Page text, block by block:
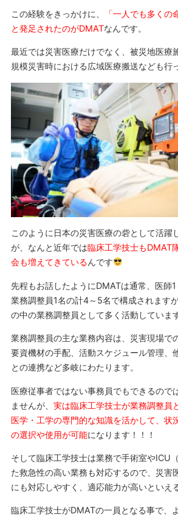
この経験をきっかけに、
「一人でも多くの
と発足されたのがDMATなんです。
最近では災害医療だけでなく、被災地医療
規模災害時における広域医療搬送なども行
このように日本の災害医療の砦として活躍
が、なんと近年では臨床工学技士もDMAT
会も増えてきているんです
先程もお話したようにDMATは通常、医師1
業務調整員1名の計4～5名で構成されます
の中の業務調整員として多く活動しています
業務調整員の主な業務内容は、災害現場で
要資機材の手配、活動スケジュール管理、
との連携など多岐にわたります。
医療従事者ではない事務員でもできるので
ませんが、 実は臨床工学技士が業務調整員
医学・工学の専門的な知識を活かして、状
の選択や使用が可能になります！！！
そして臨床工学技士は業務で手術室やICU
た救急性の高い業務も対応するので、災害
にも対応しやすく、適応能力が高いといえ
臨床工学技士がDMATの一員となる事で、